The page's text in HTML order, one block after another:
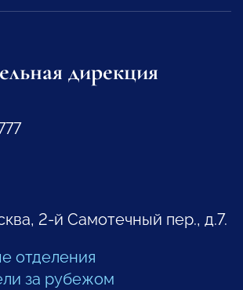
дирекция
2-й Самотечный пер., д.7.
отделения
за рубежом